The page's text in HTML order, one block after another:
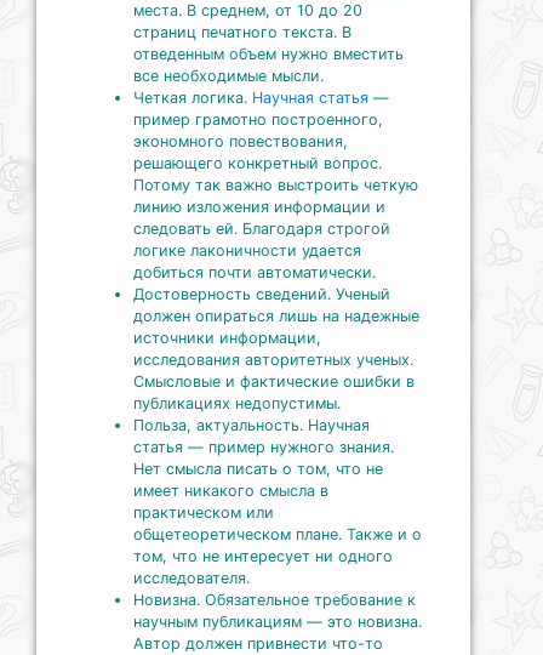
места. В среднем, от 10 до 20
страниц печатного текста. В
отведенным объем нужно вместить
все необходимые мысли.
Четкая логика. Научная статья —
пример грамотно построенного,
экономного повествования,
решающего конкретный вопрос.
Потому так важно выстроить четкую
линию изложения информации и
следовать ей. Благодаря строгой
логике лаконичности удается
добиться почти автоматически.
Достоверность сведений. Ученый
должен опираться лишь на надежные
источники информации,
исследования авторитетных ученых.
Смысловые и фактические ошибки в
публикациях недопустимы.
Польза, актуальность. Научная
статья — пример нужного знания.
Нет смысла писать о том, что не
имеет никакого смысла в
практическом или
общетеоретическом плане. Также и о
том, что не интересует ни одного
исследователя.
Новизна. Обязательное требование к
научным публикациям — это новизна.
Автор должен привнести что-то